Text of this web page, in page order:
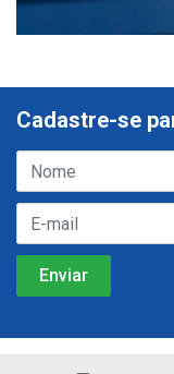
Cadastre-se